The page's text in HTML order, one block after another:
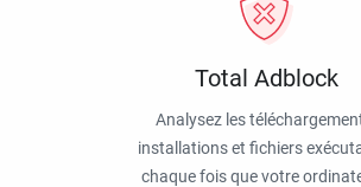
Total Adblock
Analysez les
installations et fichiers
chaque fois que votre